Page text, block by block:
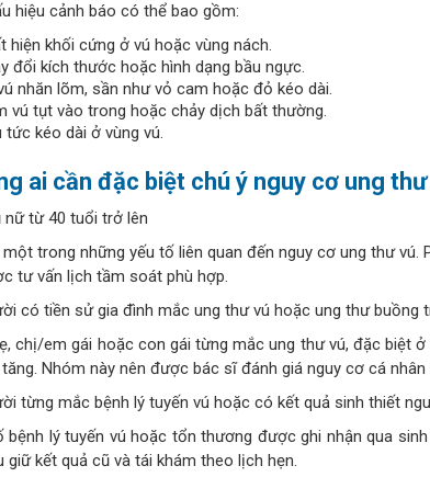
hiệu cảnh báo có thể bao gồm:
hiện khối cứng ở vú hoặc vùng nách.
đổi kích thước hoặc hình dạng bầu ngực.
nhăn lõm, sần như vỏ cam hoặc đỏ kéo dài.
vú tụt vào trong hoặc chảy dịch bất thường.
tức kéo dài ở vùng vú.
ai cần đặc biệt chú ý nguy cơ ung
nữ từ 40 tuổi trở lên
một trong những yếu tố liên quan đến nguy cơ ung thư
tư vấn lịch tầm soát phù hợp.
có tiền sử gia đình mắc ung thư vú hoặc ung thư buồng
chị/em gái hoặc con gái từng mắc ung thư vú, đặc biệt
Nhóm này nên được bác sĩ đánh giá nguy cơ cá
từng mắc bệnh lý tuyến vú hoặc có kết quả sinh thiết
bệnh lý tuyến vú hoặc tổn thương được ghi nhận qua
giữ kết quả cũ và tái khám theo lịch hẹn.